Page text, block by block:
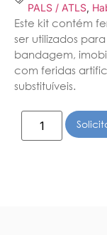
PALS / ATLS,
Este kit contém
ser utilizados
bandagem,
com feridas
substituíveis.